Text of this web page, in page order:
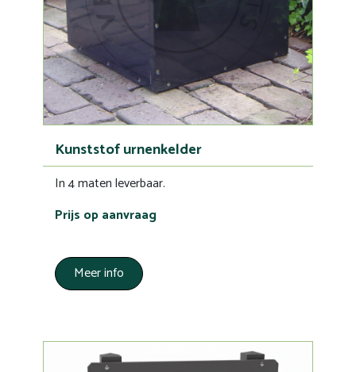
Kunststof urnenkelder
In 4 maten leverbaar.
Prijs op aanvraag
Meer info